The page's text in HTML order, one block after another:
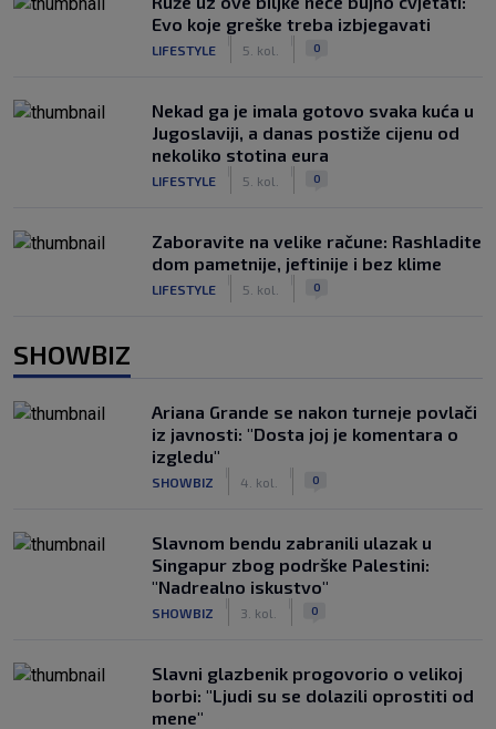
Evo koje greške treba izbjegavati
LIFESTYLE 5. kol. 0
Nekad ga je imala gotovo svaka kuća u
Jugoslaviji, a danas postiže cijenu od
nekoliko stotina eura
LIFESTYLE 5. kol. 0
Zaboravite na velike račune: Rashladite
dom pametnije, jeftinije i bez klime
LIFESTYLE 5. kol. 0
SHOWBIZ
Ariana Grande se nakon turneje povlači
iz javnosti: "Dosta joj je komentara o
izgledu"
SHOWBIZ 4. kol. 0
Slavnom bendu zabranili ulazak u
Singapur zbog podrške Palestini:
"Nadrealno iskustvo"
SHOWBIZ 3. kol. 0
Slavni glazbenik progovorio o velikoj
borbi: "Ljudi su se dolazili oprostiti od
mene"